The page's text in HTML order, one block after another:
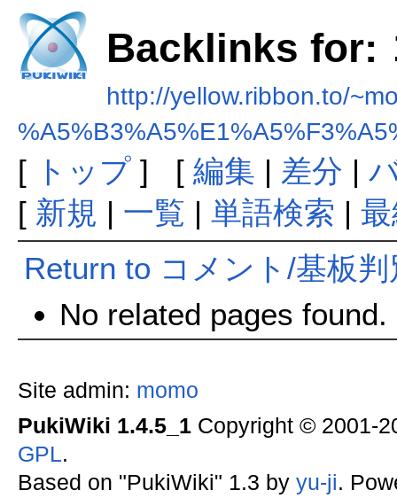
Backlinks for:
http://yellow.ribbon.to/
[ トップ] [ 編集 | 差分 |
[ 新規 | 一覧 | 単語検索 |
Return to コメント/基板判
No related pages found.
Site admin: momo
PukiWiki 1.4.5_1Copyright © 2001-
GPL.
Based on "PukiWiki" 1.3 by yu-ji.